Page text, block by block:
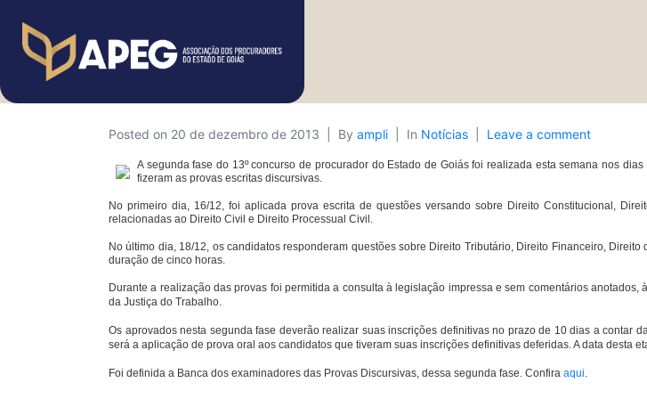
Posted on 20 de dezembro de 2013 By ampli In Notícias Leave a comment
A segunda fase do 13º concurso de procurador do Estado de Goiás foi realizada esta semana nos
fizeram as provas escritas discursivas.
No primeiro dia, 16/12, foi aplicada prova escrita de questões versando sobre Direito Constitucional,
relacionadas ao Direito Civil e Direito Processual Civil.
No último dia, 18/12, os candidatos responderam questões sobre Direito Tributário, Direito Financeiro,
duração de cinco horas.
Durante a realização das provas foi permitida a consulta à legislação impressa e sem comentários
da Justiça do Trabalho.
Os aprovados nesta segunda fase deverão realizar suas inscrições definitivas no prazo de 10 dias a contar
será a aplicação de prova oral aos candidatos que tiveram suas inscrições definitivas deferidas. A data desta
Foi definida a Banca dos examinadores das Provas Discursivas, dessa segunda fase. Confira aqui.